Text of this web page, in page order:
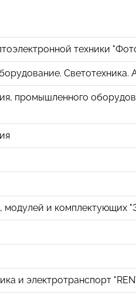
техники
Светотехника.
промышленного
модулей и комплектующих
и электротранспорт